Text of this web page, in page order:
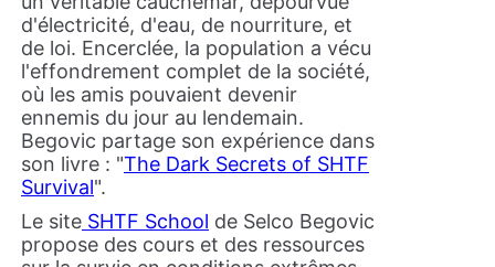
d'électricité, d'eau, de nourriture, et
de loi. Encerclée, la population a vécu
l'effondrement complet de la société,
où les amis pouvaient devenir
ennemis du jour au lendemain.
Begovic partage son expérience dans
son livre : "The Dark Secrets of SHTF
Survival".
Le site SHTF School de Selco Begovic
propose des cours et des ressources